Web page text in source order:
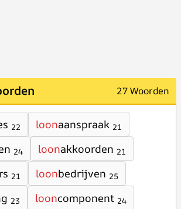
27 Woorden
22 loonaanspraak 21
24 loonakkoorden 21
21 loonbedrijven 25
23 looncomponent 24